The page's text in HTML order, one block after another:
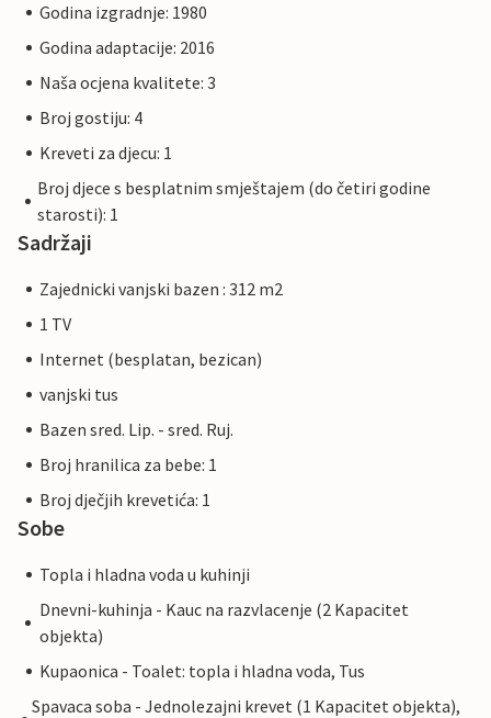
Godina izgradnje: 1980
Godina adaptacije: 2016
Naša ocjena kvalitete: 3
Broj gostiju: 4
Kreveti za djecu: 1
Broj djece s besplatnim smještajem (do četiri godine
starosti): 1
Sadržaji
Zajednicki vanjski bazen : 312 m2
1 TV
Internet (besplatan, bezican)
vanjski tus
Bazen sred. Lip. - sred. Ruj.
Broj hranilica za bebe: 1
Broj dječjih krevetića: 1
Sobe
Topla i hladna voda u kuhinji
Dnevni-kuhinja - Kauc na razvlacenje (2 Kapacitet
objekta)
Kupaonica - Toalet: topla i hladna voda, Tus
Spavaca soba - Jednolezajni krevet (1 Kapacitet objekta),